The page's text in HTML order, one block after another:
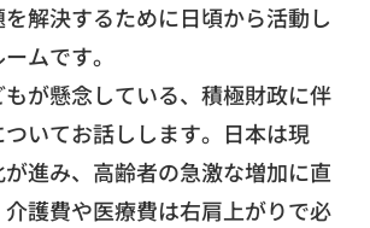
解決するために日頃から活動し
ムです。
が懸念している、 積極財政に伴
いてお話しします。日本は現
進み、高齢者の急激な増加に直
介護費や医療費は右肩上がりで必